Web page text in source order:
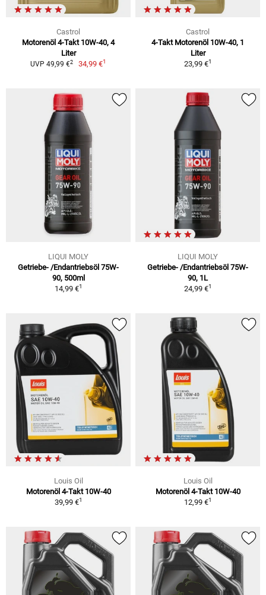
Castrol
Motorenöl 4-Takt 10W-40, 4
Liter
UVP 49,99 €2 34,99 €1
Castrol
4-Takt Motorenöl 10W-40, 1
Liter
23,99 €1
LIQUI MOLY
Getriebe- /Endantriebsöl 75W-
90, 500ml
14,99 €1
LIQUI MOLY
Getriebe- /Endantriebsöl 75W-
90, 1L
24,99 €1
Louis Oil
Motorenöl 4-Takt 10W-40
39,99 €1
Louis Oil
Motorenöl 4-Takt 10W-40
12,99 €1